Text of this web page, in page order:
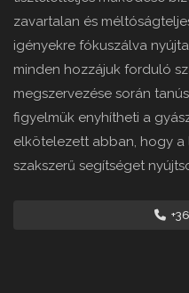
zavartalan és
igényekre fókuszálva
minden hozzájuk forduló
megszervezése során
figyelmük enyhítheti a
elkötelezett abban, hogy
szakszerű segítséget